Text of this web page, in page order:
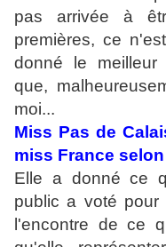
pas arrivée à
premières, ce
donné le meilleur
que,
moi...
Miss Pas de
miss France
Elle a donné ce
public a voté
l'encontre de ce